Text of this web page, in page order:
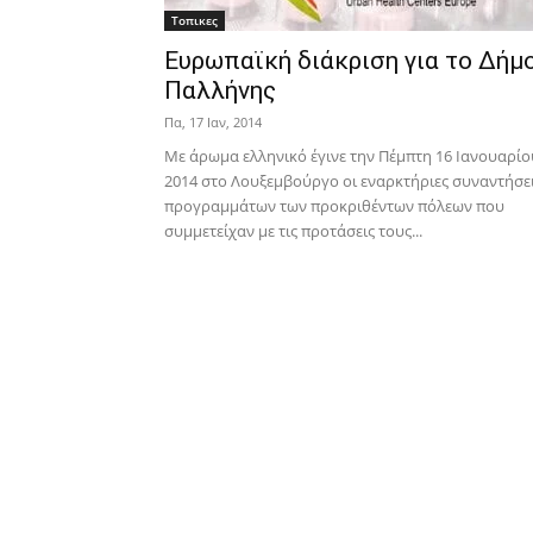
Τοπικες
Ευρωπαϊκή διάκριση για το
Παλλήνης
Πα, 17 Ιαν, 2014
Με άρωμα ελληνικό έγινε την Πέμπτη 16
2014 στο Λουξεμβούργο oι εναρκτήριες
προγραμμάτων των προκριθέντων πόλεων που
συμμετείχαν με τις προτάσεις τους...